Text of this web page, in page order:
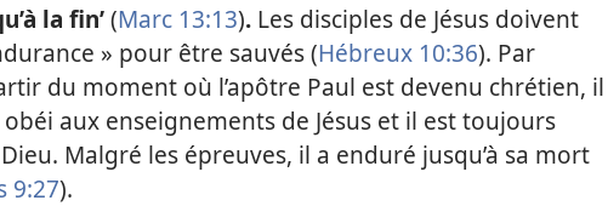
la fin’(Marc 13:13).Les disciples de Jésus doivent
» pour être sauvés (Hébreux 10:36). Par
du moment où l’apôtre Paul est devenu chrétien, il
aux enseignements de Jésus et il est toujours
Malgré les épreuves, il a enduré jusqu’à sa mort
9:27).